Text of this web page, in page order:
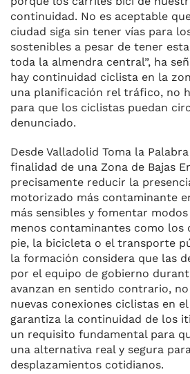
continuidad. No es aceptable
ciudad siga sin tener vías para
sostenibles a pesar de tener
toda la almendra central”, ha
hay continuidad ciclista en la
una planificación rel tráfico, no
para que los ciclistas puedan
denunciado.
Desde Valladolid Toma la
finalidad de una Zona de Bajas
precisamente reducir la
motorizado más contaminante
más sensibles y fomentar
menos contaminantes como los
pie, la bicicleta o el transporte
la formación considera que las
por el equipo de gobierno
avanzan en sentido contrario,
nuevas conexiones ciclistas en
garantiza la continuidad de los
un requisito fundamental para
una alternativa real y segura
desplazamientos cotidianos.